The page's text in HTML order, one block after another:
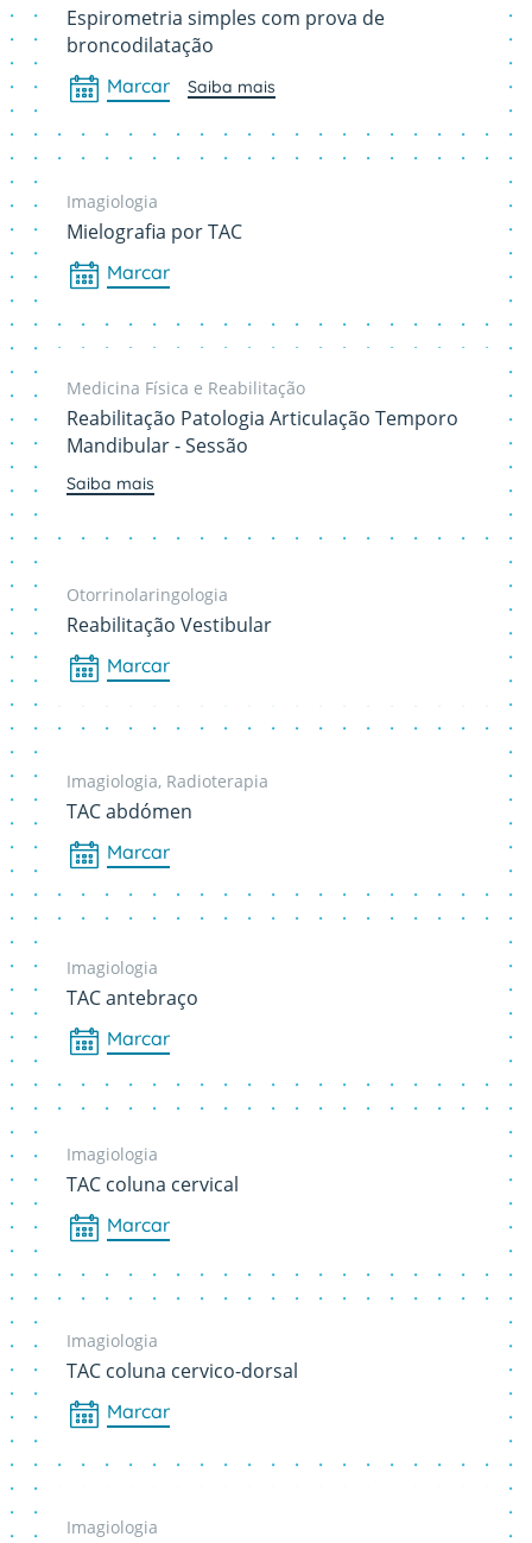
Espirometria simples com prova de
broncodilatação
Marcar Saiba mais
Imagiologia
Mielografia por TAC
Marcar
Medicina Física e Reabilitação
Reabilitação Patologia Articulação Temporo
Mandibular - Sessão
Saiba mais
Otorrinolaringologia
Reabilitação Vestibular
Marcar
Imagiologia, Radioterapia
TAC abdómen
Marcar
Imagiologia
TAC antebraço
Marcar
Imagiologia
TAC coluna cervical
Marcar
Imagiologia
TAC coluna cervico-dorsal
Marcar
Imagiologia